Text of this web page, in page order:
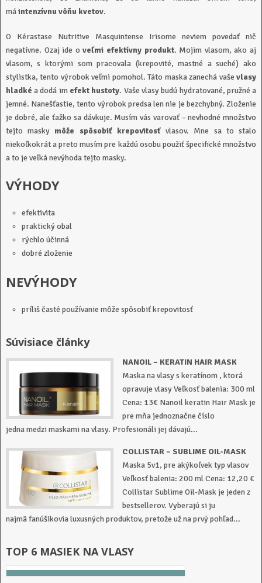
máintenzívnu vôňu kvetov.
O Kérastase Nutritive Masquintense Irisome neviem povedať nič
negatívne. Ozaj ide oveľmi efektívny produkt. Mojim vlasom, ako aj
vlasom, s ktorými som pracovala (krepovité, mastné a suché) ako
stylistka, tento výrobok veľmi pomohol. Táto maska zanechá vaševlasy
hladké a dodá im efekt hustoty. Vaše vlasy budú hydratované, pružné a
jemné. Nanešťastie, tento výrobok predsa len nie je bezchybný. Zloženie
je dobré, ale ťažko sa dávkuje. Musím vás varovať – nevhodné množstvo
tejto masky môže spôsobiť krepovitosťvlasov. Mne sa to stalo
niekoľkokrát a preto musím pre každú osobu použiť špecifické množstvo
a to je veľká nevýhoda tejto masky.
VÝHODY
efektivita
praktický obal
rýchlo účinná
dobré zloženie
NEVÝHODY
príliš časté používanie môže spôsobiť krepovitosť
Súvisiace články
NANOIL – KERATIN HAIR MASK
Maska na vlasy s keratínom , ktorá
opravuje vlasy Veľkosť balenia: 300 ml
Cena: 13€ Nanoil keratin Hair Mask je
pre mňa jednoznačne číslo
jedna medzi maskami na vlasy. Profesionáli jej dávajú...
COLLISTAR – SUBLIME OIL-MASK
Maska 5v1, pre akýkoľvek typ vlasov
Veľkosť balenia: 200 ml Cena: 12,20 €
Collistar Sublime Oil-Mask je jeden z
bestsellerov. Vyberajú si ju
najmä fanúšikovia luxusných produktov, pretože už na prvý pohľad...
TOP 6 MASIEK NA VLASY